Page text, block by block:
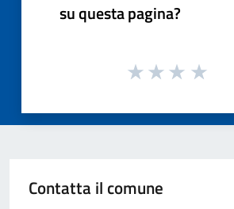
su questa pagina?
Contatta il comune